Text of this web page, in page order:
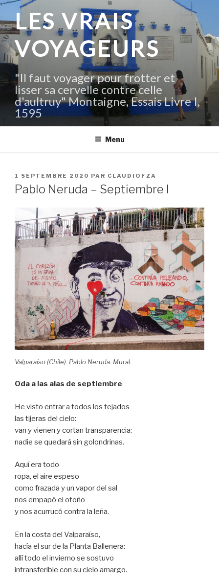
Aller
contenu
principal
LES VRAIS
VOYAGEURS
"Il faut voyager pour frotter et
lisser sa cervelle contre celle
d'aultruy" Montaigne, Essais Livre I,
1595
Menu
PUBLIÉ
LE
1 SEPTEMBRE 2020 PAR CLAUDIOFZA
Pablo Neruda – Septiembre I
Valparaíso (Chile). Pablo Neruda. Mural.
Oda a las alas de septiembre
He visto entrar a todos los tejados
las tijeras del cielo:
van y vienen y cortan transparencia:
nadie se quedará sin golondrinas.
Aquí era todo
ropa, el aire espeso
como frazada y un vapor del sal
nos empapó el otoño
y nos acurrucó contra la leña.
En la costa del Valparaíso,
hacía el sur de la Planta Ballenera:
allí todo el invierno se sostuvo
intransferible con su cielo amargo.